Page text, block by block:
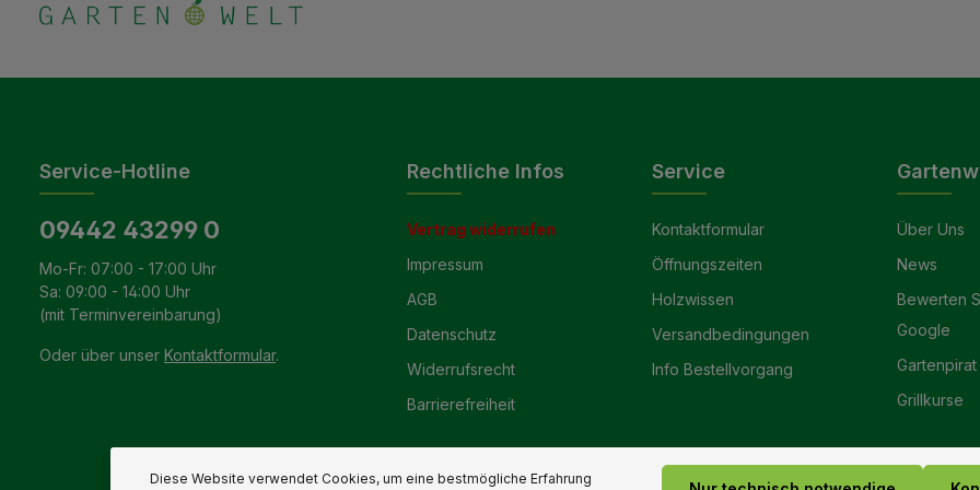
Service-Hotline
09442 43299 0
Mo-Fr: 07:00 - 17:00 Uhr
Sa: 09:00 - 14:00 Uhr
(mit Terminvereinbarung)
Oder über unser Kontaktformular.
Rechtliche Infos
Vertrag widerrufen
Impressum
AGB
Datenschutz
Widerrufsrecht
Barrierefreiheit
Service
Kontaktformular
Öffnungszeiten
Holzwissen
Versandbedingungen
Info Bestellvorgang
Über Uns
News
Bewerten
Google
Gartenpirat
Grillkurse
Diese Website verwendet Cookies, um eine bestmögliche Erfahrung